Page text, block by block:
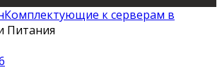
Комплектующие к серверам в
Питания